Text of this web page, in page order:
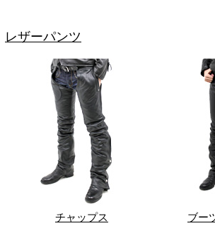
レザーパンツ
チャップス ブー